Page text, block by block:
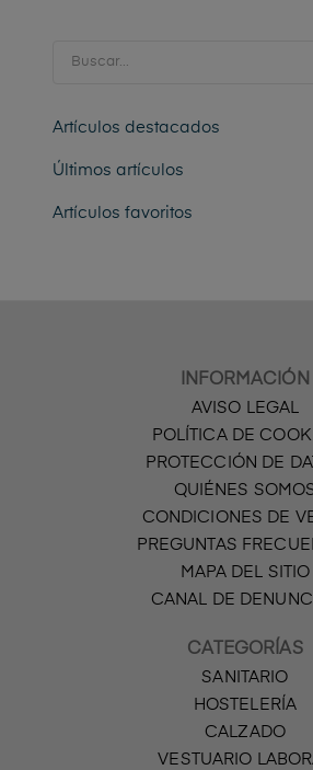
Artículos destacados
Últimos artículos
Artículos favoritos
INFORMACIÓN
AVISO LEGAL
POLÍTICA DE
PROTECCIÓN DE
QUIÉNES
CONDICIONES DE
PREGUNTAS
MAPA DEL SITIO
CANAL DE
CATEGORÍAS
SANITARIO
HOSTELERÍA
CALZADO
VESTUARIO